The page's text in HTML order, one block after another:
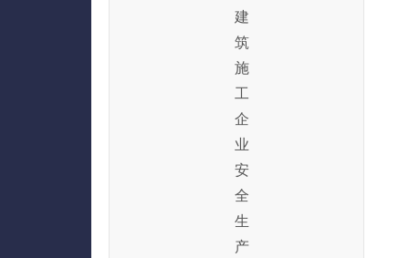
建
筑
施
工
企
业
安
全
生
产